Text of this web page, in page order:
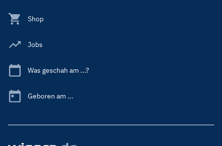
Shop
Jobs
Was geschah am ...?
Geboren am ...